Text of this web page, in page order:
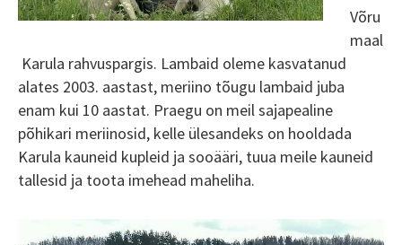
Võru
maal
Karula rahvuspargis. Lambaid oleme kasvatanud
alates 2003. aastast, meriino tõugu lambaid juba
enam kui 10 aastat. Praegu on meil sajapealine
põhikari meriinosid, kelle ülesandeks on hooldada
Karula kauneid kupleid ja sooääri, tuua meile kauneid
tallesid ja toota imehead maheliha.